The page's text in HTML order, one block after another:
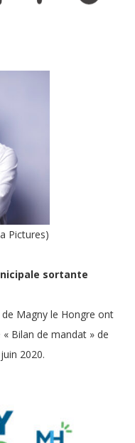
Pictures)
sortante
Magny le Hongre ont
Bilan de mandat » de
2020.